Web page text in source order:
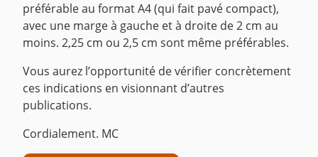
préférable au format A4 (qui fait pavé compact),
avec une marge à gauche et à droite de 2 cm au
moins. 2,25 cm ou 2,5 cm sont même préférables.
Vous aurez l’opportunité de vérifier concrètement
ces indications en visionnant d’autres
publications.
Cordialement. MC